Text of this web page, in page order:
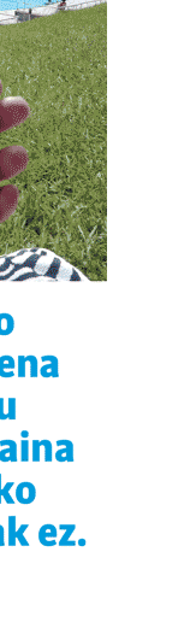
moduari
lehentasunak
ken dezakezu
cookie-
eta
teknologia hori